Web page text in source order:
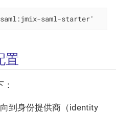
saml-starter'
置
到身份提供商（identity